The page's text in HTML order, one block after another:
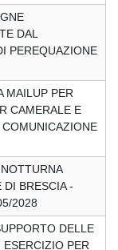
DAL
PEREQUAZIONE
MAILUP PER
CAMERALE E
DI BRESCIA -
2028
DELLE
PER